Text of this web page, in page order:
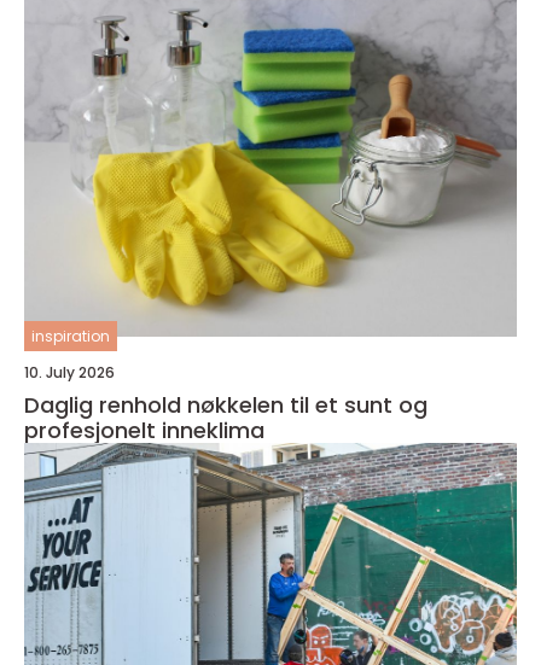
inspiration
10. July 2026
Daglig renhold nøkkelen til et sunt og
profesjonelt inneklima